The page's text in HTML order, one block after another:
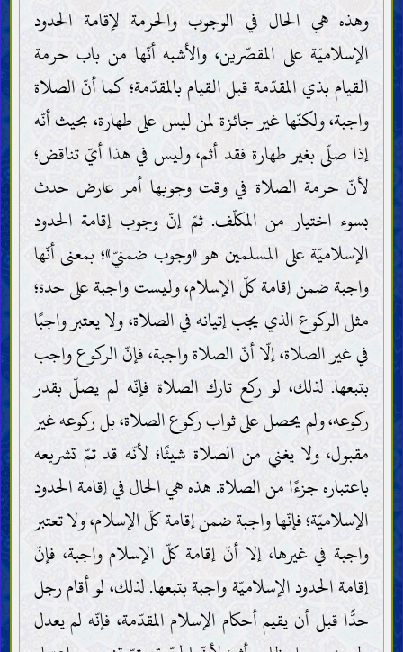
وهذه هي الحال في الوجوب والحرمة لإقامة الحدود
الإسلاميّة على المقصّرين، والأشبه أنّها من باب حرمة
القيام بذي المقدّمة قبل القيام بالمقدّمة؛ كما أنّ الصلاة
واجبة، ولكنّها غير جائزة لمن ليس على طهارة، بحيث أنّه
إذا صلّى بغير طهارة فقد أثم، وليس في هذا أيّ تناقض؛
لأنّ حرمة الصلاة في وقت وجوبها أمر عارض حدث
بسوء اختيار من المكلّف. ثمّ إنّ وجوب إقامة الحدود
الإسلاميّة على المسلمين هو «وجوب ضمنيّ»؛ بمعنى أنّها
واجبة ضمن إقامة كلّ الإسلام، وليست واجبة على حدة؛
مثل الركوع الذي يجب إتيانه في الصلاة، ولا يعتبر واجبًا
في غير الصلاة، إلّا أنّ الصلاة واجبة، فإنّ الركوع واجب
بتبعها. لذلك، لو ركع تارك الصلاة فإنّه لم يصلّ بقدر
ركوعه، ولم يحصل على ثواب ركوع الصلاة، بل ركوعه غير
مقبول، ولا يغني من الصلاة شيئًا؛ لأنّه قد تمّ تشريعه
باعتباره جزءًا من الصلاة. هذه هي الحال في إقامة الحدود
الإسلاميّة؛ فإنّها واجبة ضمن إقامة كلّ الإسلام، ولا تعتبر
واجبة في غيرها، إلا أنّ إقامة كلّ الإسلام واجبة، فإنّ
إقامة الحدود الإسلاميّة واجبة بتبعها. لذلك، لو أقام رجل
حدًّا قبل أن يقيم أحكام الإسلام المقدّمة، فإنّه لم يعدل